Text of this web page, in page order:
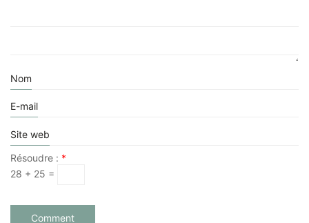
Nom
E-mail
Site web
Résoudre : *
28 + 25 =